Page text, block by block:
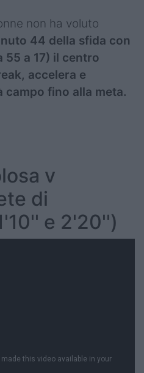
non ha voluto
44 della sfida con
55 a 17) il centro
accelera e
fino alla meta.
v
di
e 2'20'')